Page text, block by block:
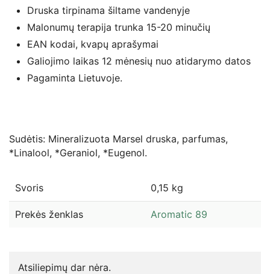
Druska tirpinama šiltame vandenyje
Malonumų terapija trunka 15-20 minučių
EAN kodai, kvapų aprašymai
Galiojimo laikas 12 mėnesių nuo atidarymo datos
Pagaminta Lietuvoje.
Sudėtis: Mineralizuota Marsel druska, parfumas,
*Linalool, *Geraniol, *Eugenol.
Svoris 0,15 kg
Prekės ženklas Aromatic 89
Atsiliepimų dar nėra.